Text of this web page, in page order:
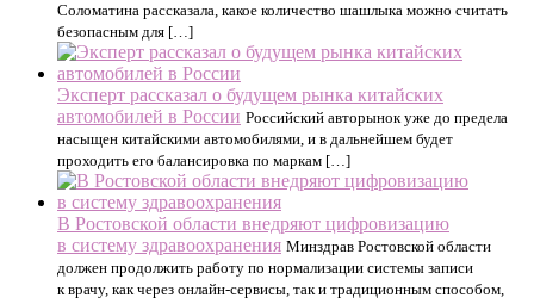
Соломатина рассказала, какое количество шашлыка можно считать
безопасным для […]
Эксперт рассказал о будущем рынка китайских
автомобилей в России Российский авторынок уже до предела
насыщен китайскими автомобилями, и в дальнейшем будет
проходить его балансировка по маркам […]
В Ростовской области внедряют цифровизацию
в систему здравоохранения Минздрав Ростовской области
должен продолжить работу по нормализации системы записи
к врачу, как через онлайн-сервисы, так и традиционным способом,